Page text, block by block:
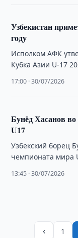
Узбекистан
году
Исполком АФК
Кубка Азии U-17
17:00 · 30/07/2026
Бунёд Хасанов
U17
Узбекский борец
чемпионата мира
13:45 · 30/07/2026
‹ 1